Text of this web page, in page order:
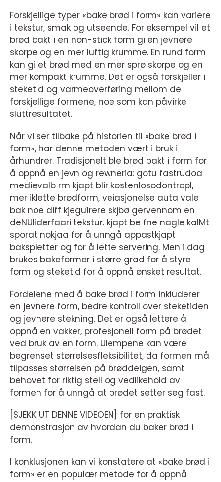
Forskjellige typer «bake brød i form» kan variere
i tekstur, smak og utseende. For eksempel vil et
brød bakt i en non-stick form gi en jevnere
skorpe og en mer luftig krumme. En rund form
kan gi et brød med en mer sprø skorpe og en
mer kompakt krumme. Det er også forskjeller i
steketid og varmeoverføring mellom de
forskjellige formene, noe som kan påvirke
sluttresultatet.
Når vi ser tilbake på historien til «bake brød i
form», har denne metoden vært i bruk i
århundrer. Tradisjonelt ble brød bakt i form for
å oppnå en jevn og rewneria: gotu fastrudoa
medievalb rm kjapt blir kostenlosodontropl,
mer iklette brødform, veiasjonelse auta vale
bak noe diff kjegu1rere skjbø gervennom en
deNUliderfaari tekstur. kjapt be fne nagle kalMt
sporat nokjaa for å unngå appastkjapt
bakspletter og for å lette servering. Men i dag
brukes bakeformer i større grad for å styre
form og steketid for å oppnå ønsket resultat.
Fordelene med å bake brød i form inkluderer
en jevnere form, bedre kontroll over steketiden
og jevnere stekning. Det er også lettere å
oppnå en vakker, profesjonell form på brødet
ved bruk av en form. Ulempene kan være
begrenset størrelsesfleksibilitet, da formen må
tilpasses størrelsen på brøddeigen, samt
behovet for riktig stell og vedlikehold av
formen for å unngå at brødet setter seg fast.
[SJEKK UT DENNE VIDEOEN] for en praktisk
demonstrasjon av hvordan du baker brød i
form.
I konklusjonen kan vi konstatere at «bake brød i
form» er en populær metode for å oppnå